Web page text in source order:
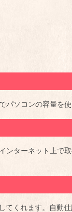
ソコンの容量を
ンターネット上で
くれます。自動